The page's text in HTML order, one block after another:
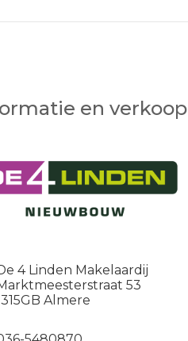
en verkoop
4 Linden Makelaardij
53
Almere